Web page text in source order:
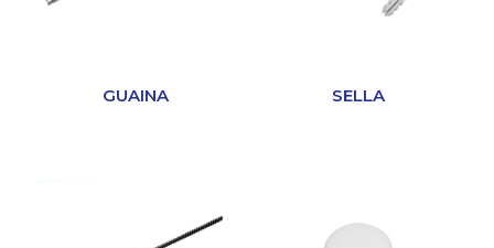
GUAINA SELLA